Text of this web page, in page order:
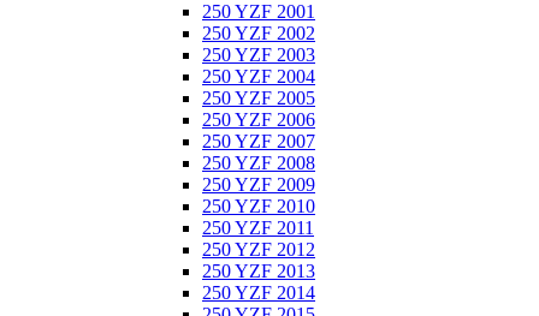
250 YZF 2001
250 YZF 2002
250 YZF 2003
250 YZF 2004
250 YZF 2005
250 YZF 2006
250 YZF 2007
250 YZF 2008
250 YZF 2009
250 YZF 2010
250 YZF 2011
250 YZF 2012
250 YZF 2013
250 YZF 2014